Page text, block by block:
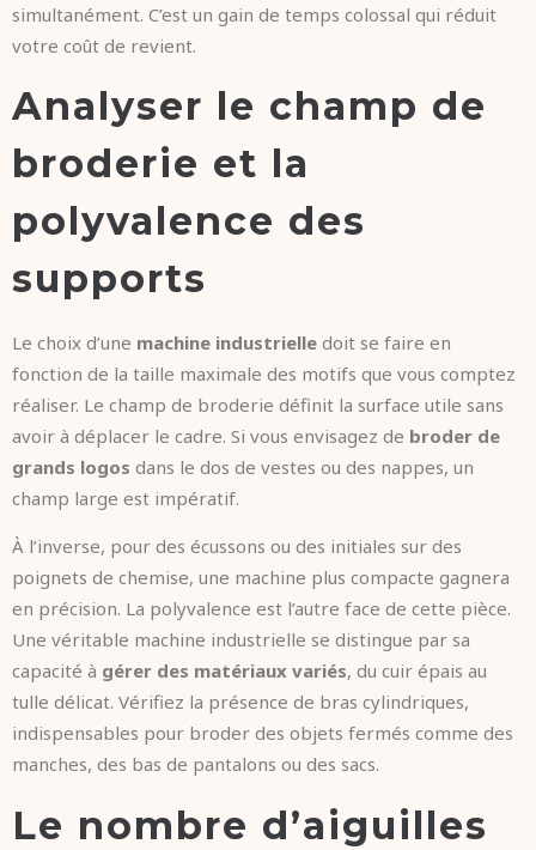
simultanément. C’est un gain de temps colossal qui réduit
votre coût de revient.
Analyser le champ de
broderie et la
polyvalence des
supports
Le choix d’une machine industrielle doit se faire en
fonction de la taille maximale des motifs que vous comptez
réaliser. Le champ de broderie définit la surface utile sans
avoir à déplacer le cadre. Si vous envisagez de broder de
grands logos dans le dos de vestes ou des nappes, un
champ large est impératif.
À l’inverse, pour des écussons ou des initiales sur des
poignets de chemise, une machine plus compacte gagnera
en précision. La polyvalence est l’autre face de cette pièce.
Une véritable machine industrielle se distingue par sa
capacité à gérer des matériaux variés, du cuir épais au
tulle délicat. Vérifiez la présence de bras cylindriques,
indispensables pour broder des objets fermés comme des
manches, des bas de pantalons ou des sacs.
Le nombre d’aiguilles